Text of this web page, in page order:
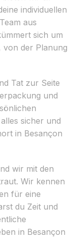
individuellen
aus
sich um
von der Planung
Tat zur Seite
und
sicher und
in Besançon
wir mit den
Wir kennen
für eine
du Zeit und
in Besançon